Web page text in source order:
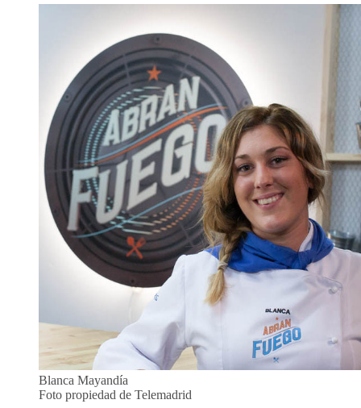
Blanca Mayandía
Foto propiedad de Telemadrid